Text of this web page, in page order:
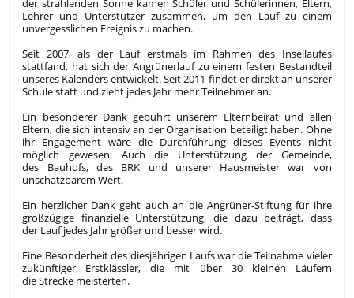
der strahlenden Sonne kamen Schüler und Schülerinnen, Eltern,
Lehrer und Unterstützer zusammen, um den Lauf zu einem
unvergesslichen Ereignis zu machen.
Seit 2007, als der Lauf erstmals im Rahmen des Insellaufes
stattfand, hat sich der Angrünerlauf zu einem festen Bestandteil
unseres Kalenders entwickelt. Seit 2011 findet er direkt an unserer
Schule statt und zieht jedes Jahr mehr Teilnehmer an.
Ein besonderer Dank gebührt unserem Elternbeirat und allen
Eltern, die sich intensiv an der Organisation beteiligt haben. Ohne
ihr Engagement wäre die Durchführung dieses Events nicht
möglich gewesen. Auch die Unterstützung der Gemeinde,
des Bauhofs, des BRK und unserer Hausmeister war von
unschätzbarem Wert.
Ein herzlicher Dank geht auch an die Angrüner-Stiftung für ihre
großzügige finanzielle Unterstützung, die dazu beiträgt, dass
der Lauf jedes Jahr größer und besser wird.
Eine Besonderheit des diesjährigen Laufs war die Teilnahme vieler
zukünftiger Erstklässler, die mit über 30 kleinen Läufern
die Strecke meisterten.